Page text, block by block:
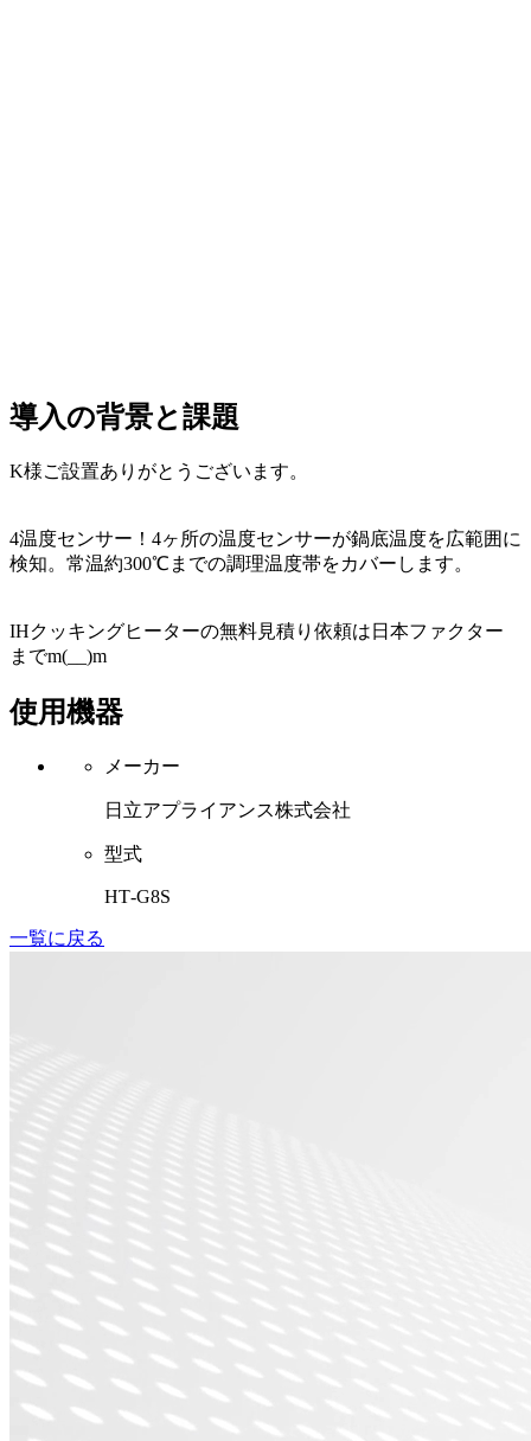
導入の背景と課題
K様ご設置ありがとうございます。
4温度センサー！4ヶ所の温度センサーが鍋底温度を広範囲に
検知。常温約300℃までの調理温度帯をカバーします。
IHクッキングヒーターの無料見積り依頼は日本ファクター
までm(__)m
使用機器
メーカー
日立アプライアンス株式会社
型式
HT‐G8S
一覧に戻る